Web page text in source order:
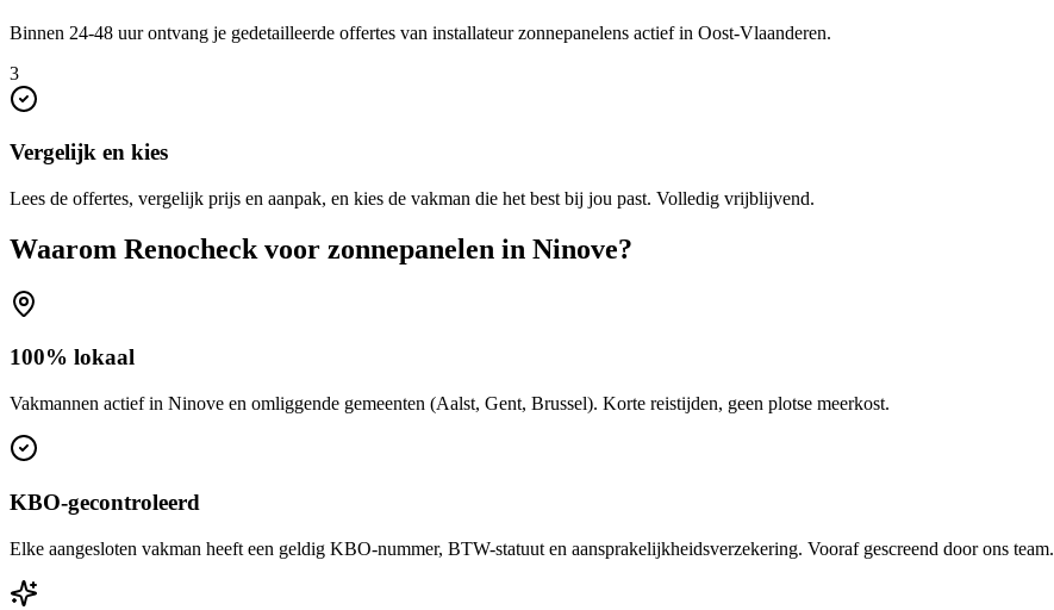
Binnen 24-48 uur ontvang je gedetailleerde offertes van installateur zonnepanelens actief in Oost-Vlaanderen.
3
Vergelijk en kies
Lees de offertes, vergelijk prijs en aanpak, en kies de vakman die het best bij jou past. Volledig vrijblijvend.
Waarom Renocheck voor zonnepanelen in Ninove?
100% lokaal
Vakmannen actief in Ninove en omliggende gemeenten (Aalst, Gent, Brussel). Korte reistijden, geen plotse meerkost.
KBO-gecontroleerd
Elke aangesloten vakman heeft een geldig KBO-nummer, BTW-statuut en aansprakelijkheidsverzekering. Vooraf gescreend door ons team.